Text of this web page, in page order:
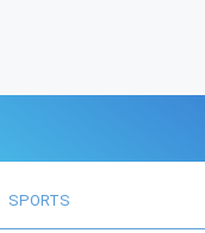
SPORTS